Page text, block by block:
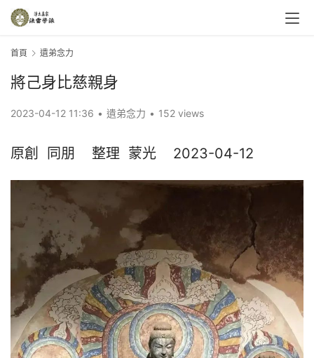
首頁 遺弟念力
將己身比慈親身
2023-04-12 11:36 • 遺弟念力 • 152 views
原創  同朋    整理  蒙光    2023-04-12